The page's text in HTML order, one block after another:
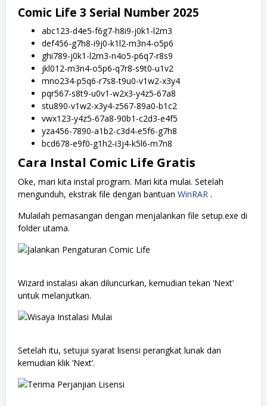
Comic Life 3 Serial Number 2025
abc123-d4e5-f6g7-h8i9-j0k1-l2m3
def456-g7h8-i9j0-k1l2-m3n4-o5p6
ghi789-j0k1-l2m3-n4o5-p6q7-r8s9
jkl012-m3n4-o5p6-q7r8-s9t0-u1v2
mno234-p5q6-r7s8-t9u0-v1w2-x3y4
pqr567-s8t9-u0v1-w2x3-y4z5-67a8
stu890-v1w2-x3y4-z567-89a0-b1c2
vwx123-y4z5-67a8-90b1-c2d3-e4f5
yza456-7890-a1b2-c3d4-e5f6-g7h8
bcd678-e9f0-g1h2-i3j4-k5l6-m7n8
Cara Instal Comic Life Gratis
Oke, mari kita instal program. Mari kita mulai. Setelah
mengunduh, ekstrak file dengan bantuan WinRAR .
Mulailah pemasangan dengan menjalankan file setup.exe di
folder utama.
Wizard instalasi akan diluncurkan, kemudian tekan ‘Next’
untuk melanjutkan.
Setelah itu, setujui syarat lisensi perangkat lunak dan
kemudian klik ‘Next’.